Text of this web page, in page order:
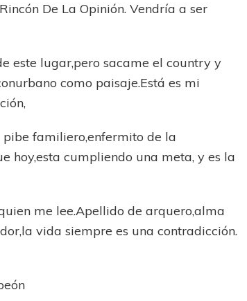
De La Opinión. Vendría a ser
este lugar,pero sacame el country y
como paisaje.Está es mi
pibe familiero,enfermito de la
hoy,esta cumpliendo una meta, y es la
me lee.Apellido de arquero,alma
vida siempre es una contradicción.